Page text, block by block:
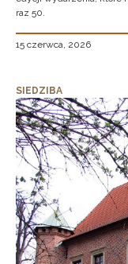
raz 50.
15 czerwca, 2026
SIEDZIBA